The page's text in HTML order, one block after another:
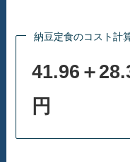
納豆定食のコスト計
41.96＋
円